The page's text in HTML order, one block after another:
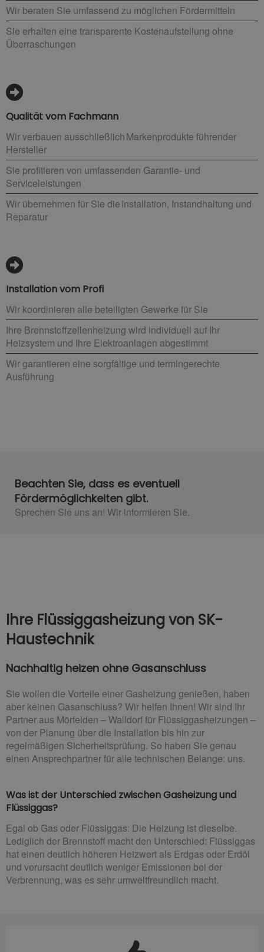
Wir beraten Sie umfassend zu möglichen Fördermitteln
Sie erhalten eine transparente Kostenaufstellung ohne
Überraschungen
Qualität vom Fachmann
Wir verbauen ausschließlich Markenprodukte führender
Hersteller
Sie profitieren von umfassenden Garantie- und
Serviceleistungen
Wir übernehmen für Sie die Installation, Instandhaltung und
Reparatur
Installation vom Profi
Wir koordinieren alle beteiligten Gewerke für Sie
Ihre Brennstoffzellenheizung wird individuell auf Ihr
Heizsystem und Ihre Elektroanlagen abgestimmt
Wir garantieren eine sorgfältige und termingerechte
Ausführung
Beachten Sie, dass es eventuell
Fördermöglichkeiten gibt.
Sprechen Sie uns an! Wir informieren Sie.​
Ihre Flüssiggasheizung von SK-
Haustechnik
Nachhaltig heizen ohne Gasanschluss
Sie wollen die Vorteile einer Gasheizung genießen, haben
aber keinen Gasanschluss? Wir helfen Ihnen! Wir sind Ihr
Partner aus Mörfelden – Walldorf für Flüssiggasheizungen –
von der Planung über die Installation bis hin zur
regelmäßigen Sicherheitsprüfung. So haben Sie genau
einen Ansprechpartner für alle technischen Belange: uns.
Was ist der Unterschied zwischen Gasheizung und
Flüssiggas?
Egal ob Gas oder Flüssiggas: Die Heizung ist dieselbe.
Lediglich der Brennstoff macht den Unterschied: Flüssiggas
hat einen deutlich höheren Heizwert als Erdgas oder Erdöl
und verursacht deutlich weniger Emissionen bei der
Verbrennung, was es sehr umweltfreundlich macht.